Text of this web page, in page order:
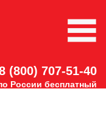
(800) 707-51-40
России бесплатный